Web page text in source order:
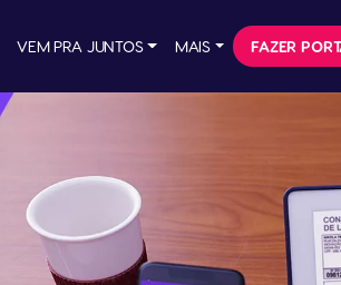
VEM PRA JUNTOS MAIS FAZER